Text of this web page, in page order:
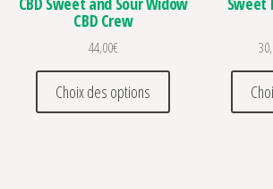
CBD Crew
44,00€
Choix des options
Ce produit a